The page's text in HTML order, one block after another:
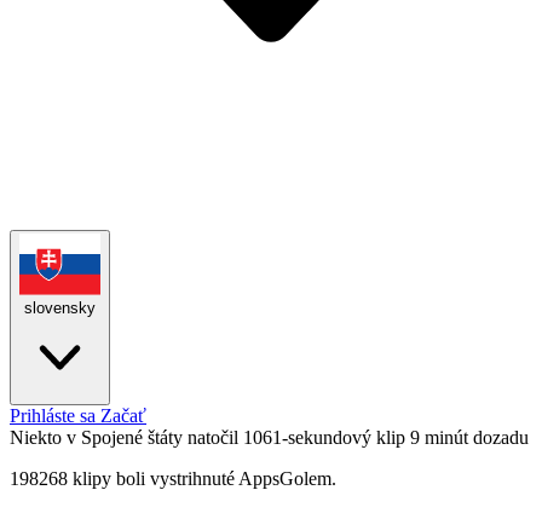
slovensky
Prihláste sa Začať
Niekto v Spojené štáty natočil 1061-sekundový klip 9 minút dozadu
198268 klipy boli vystrihnuté AppsGolem.